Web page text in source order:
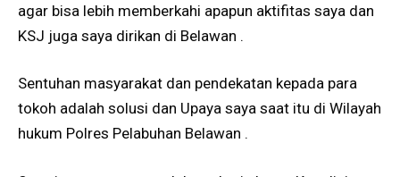
agar bisa lebih memberkahi apapun aktifitas saya dan
KSJ juga saya dirikan di Belawan .
Sentuhan masyarakat dan pendekatan kepada para
tokoh adalah solusi dan Upaya saya saat itu di Wilayah
hukum Polres Pelabuhan Belawan .